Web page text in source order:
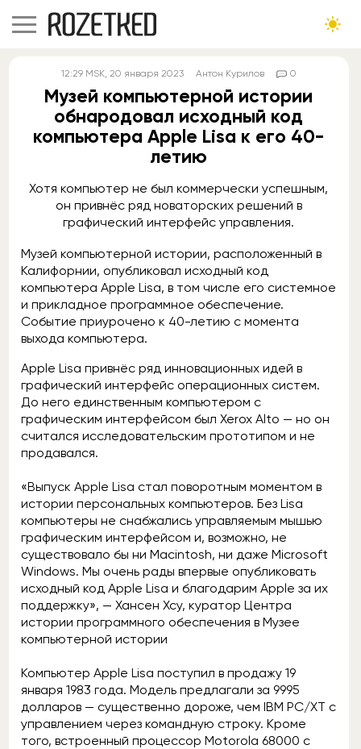
12:29 MSK, 20 января 2023 Антон Курилов 0
Музей компьютерной истории
обнародовал исходный код
компьютера Apple Lisa к его 40-
летию
Хотя компьютер не был коммерчески успешным,
он привнёс ряд новаторских решений в
графический интерфейс управления.
Музей компьютерной истории, расположенный в
Калифорнии, опубликовал исходный код
компьютера Apple Lisa, в том числе его системное
и прикладное программное обеспечение.
Событие приурочено к 40-летию с момента
выхода компьютера.
Apple Lisa привнёс ряд инновационных идей в
графический интерфейс операционных систем.
До него единственным компьютером с
графическим интерфейсом был Xerox Alto — но он
считался исследовательским прототипом и не
продавался.
«Выпуск Apple Lisa стал поворотным моментом в
истории персональных компьютеров. Без Lisa
компьютеры не снабжались управляемым мышью
графическим интерфейсом и, возможно, не
существовало бы ни Macintosh, ни даже Microsoft
Windows. Мы очень рады впервые опубликовать
исходный код Apple Lisa и благодарим Apple за их
поддержку», — Хансен Хсу, куратор Центра
истории программного обеспечения в Музее
компьютерной истории
Компьютер Apple Lisa поступил в продажу 19
января 1983 года. Модель предлагали за 9995
долларов — существенно дороже, чем IBM PC/XT с
управлением через командную строку. Кроме
того, встроенный процессор Motorola 68000 с